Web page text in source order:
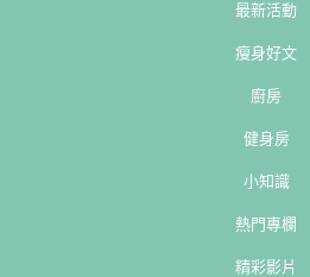
最新活動
瘦身好文
廚房
健身房
小知識
熱門專欄
精彩影片